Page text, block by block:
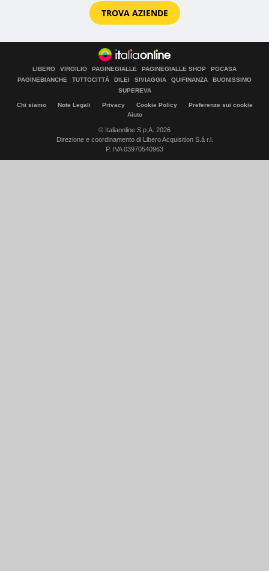
TROVA AZIENDE
LIBERO VIRGILIO PAGINEGIALLE PAGINEGIALLE SHOP
PGCASA
PAGINEBIANCHE
TUTTOCITTÀ DILEI SIVIAGGIA QUIFINANZA
BUONISSIMO
SUPEREVA
Chi siamo Note Legali Privacy Cookie Policy
Preferenze sui cookie
Aiuto
© Italiaonline S.p.A. 2026
Direzione e coordinamento di Libero Acquisition S.á r.l.
P. IVA 03970540963